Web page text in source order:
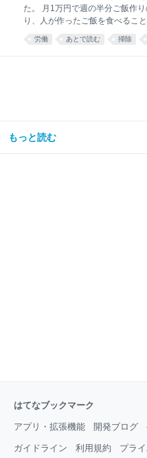
た。 月1万円で週の半分ご飯作
り、人が作ったご飯を食べるこ
なくなり、トイレ掃除は頻度が
が1人。 毎日時間との戦い。 私
楽しくテキパキとできる方では
労働 あとで読む 掃除
もっと読む
はてなブックマーク
アプリ・拡張機能 開発ブログ
ガイドライン 利用規約 プラ